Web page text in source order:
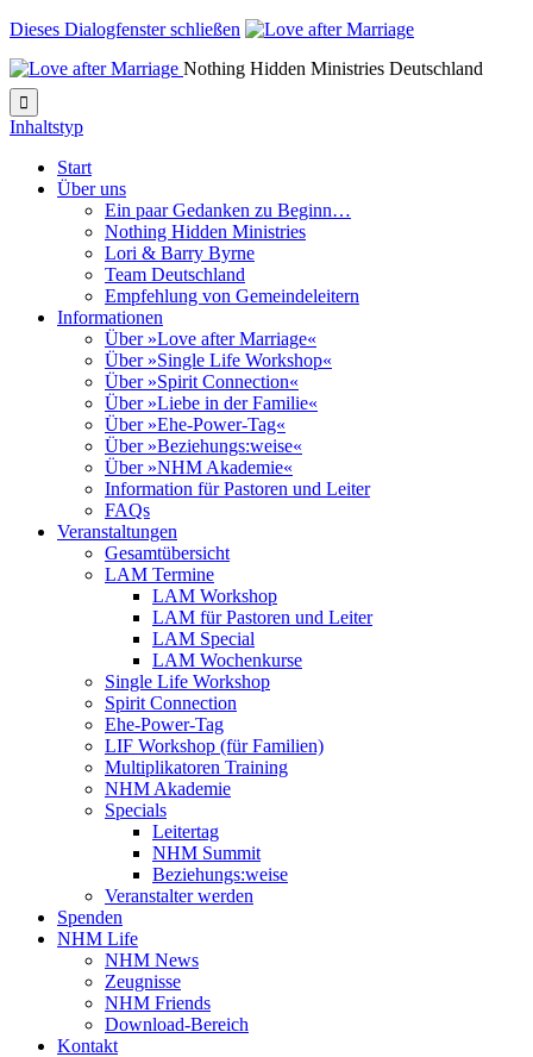
Dieses Dialogfenster schließen
Nothing Hidden Ministries Deutschland

Inhaltstyp
Start
Über uns
Ein paar Gedanken zu Beginn…
Nothing Hidden Ministries
Lori & Barry Byrne
Team Deutschland
Empfehlung von Gemeindeleitern
Informationen
Über »Love after Marriage«
Über »Single Life Workshop«
Über »Spirit Connection«
Über »Liebe in der Familie«
Über »Ehe-Power-Tag«
Über »Beziehungs:weise«
Über »NHM Akademie«
Information für Pastoren und Leiter
FAQs
Veranstaltungen
Gesamtübersicht
LAM Termine
LAM Workshop
LAM für Pastoren und Leiter
LAM Special
LAM Wochenkurse
Single Life Workshop
Spirit Connection
Ehe-Power-Tag
LIF Workshop (für Familien)
Multiplikatoren Training
NHM Akademie
Specials
Leitertag
NHM Summit
Beziehungs:weise
Veranstalter werden
Spenden
NHM Life
NHM News
Zeugnisse
NHM Friends
Download-Bereich
Kontakt